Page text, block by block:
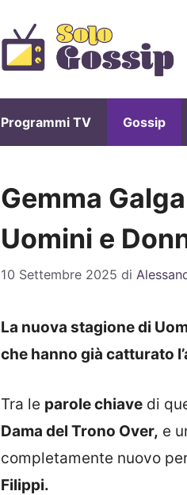
Programmi TV Gossip
Gemma
Uomini e
10 Settembre 2025 di
La nuova stagione di
che hanno già catturato
Tra le parole chiave di
Dama del Trono Over, e
completamente nuovo
Filippi.